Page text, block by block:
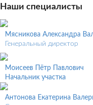
Наши специалисты
Мясникова Александра
Генеральный директор
Моисеев Пётр Павлович
Начальник участка
Антонова Екатерина